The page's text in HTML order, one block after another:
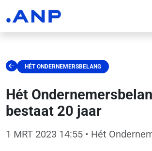
HÉT ONDERNEMERSBELANG
Hét
bestaat 20 jaar
1 MRT 2023 14:55 • Hét